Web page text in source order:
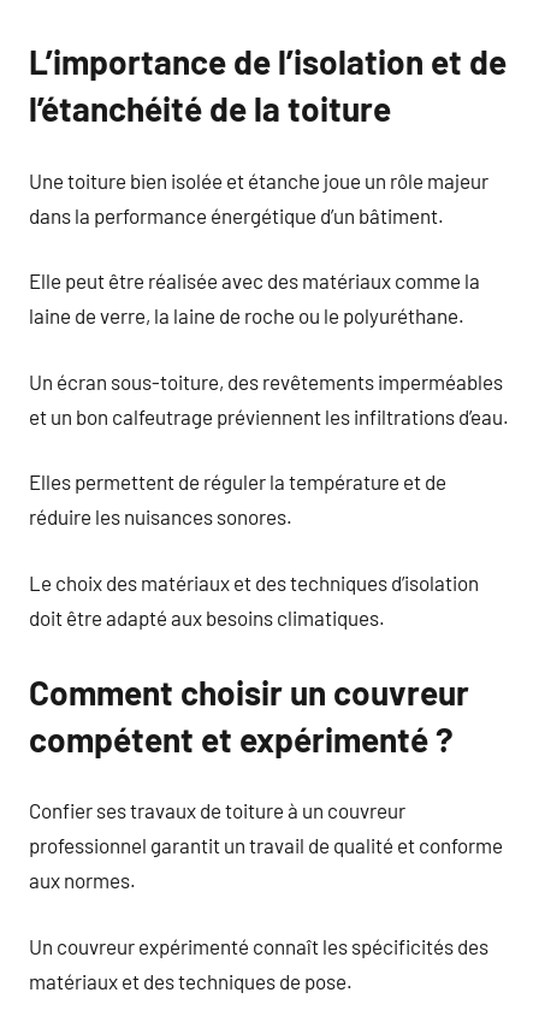
L’importance de l’isolation et de
l’étanchéité de la toiture
Une toiture bien isolée et étanche joue un rôle majeur
dans la performance énergétique d’un bâtiment.
Elle peut être réalisée avec des matériaux comme la
laine de verre, la laine de roche ou le polyuréthane.
Un écran sous-toiture, des revêtements imperméables
et un bon calfeutrage préviennent les infiltrations d’eau.
Elles permettent de réguler la température et de
réduire les nuisances sonores.
Le choix des matériaux et des techniques d’isolation
doit être adapté aux besoins climatiques.
Comment choisir un couvreur
compétent et expérimenté ?
Confier ses travaux de toiture à un couvreur
professionnel garantit un travail de qualité et conforme
aux normes.
Un couvreur expérimenté connaît les spécificités des
matériaux et des techniques de pose.